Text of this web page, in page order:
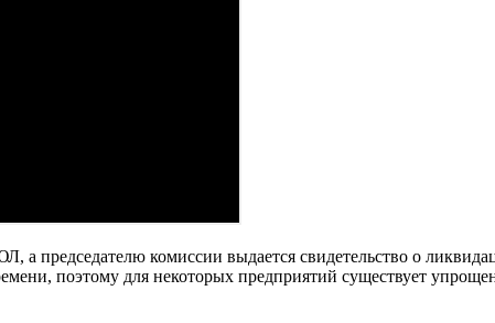
председателю комиссии выдается свидетельство о
поэтому для некоторых предприятий существует